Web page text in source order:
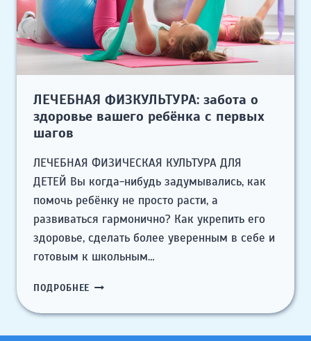
ЛЕЧЕБНАЯ ФИЗКУЛЬТУРА: забота о
здоровье вашего ребёнка с первых
шагов
ЛЕЧЕБНАЯ ФИЗИЧЕСКАЯ КУЛЬТУРА ДЛЯ
ДЕТЕЙ Вы когда-нибудь задумывались, как
помочь ребёнку не просто расти, а
развиваться гармонично? Как укрепить его
здоровье, сделать более уверенным в себе и
готовым к школьным…
ПОДРОБНЕЕ ЛЕЧЕБНАЯ
ЗАБОТА